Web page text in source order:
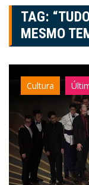
TAG:
MESMO
Cultura